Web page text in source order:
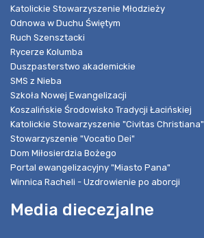
Katolickie Stowarzyszenie Młodzieży
Odnowa w Duchu Świętym
Ruch Szensztacki
Rycerze Kolumba
Duszpasterstwo akademickie
SMS z Nieba
Szkoła Nowej Ewangelizacji
Koszalińskie Środowisko Tradycji Łacińskiej
Katolickie Stowarzyszenie "Civitas Christiana"
Stowarzyszenie "Vocatio Dei"
Dom Miłosierdzia Bożego
Portal ewangelizacyjny "Miasto Pana"
Winnica Racheli - Uzdrowienie po aborcji
Media diecezjalne